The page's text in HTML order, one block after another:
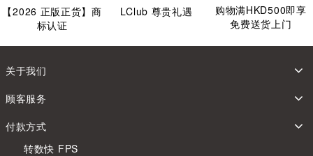
【2026 正版正货】商
标认证
LClub 尊贵礼遇
购物满HKD500即享
免费送货上门
关于我们
顾客服务
付款方式
转数快 FPS